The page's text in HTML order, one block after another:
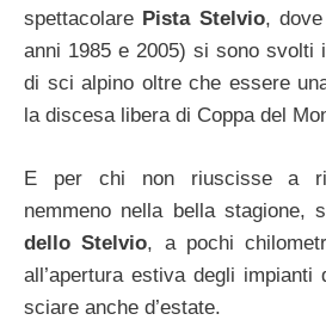
spettacolare Pista Stelvio,
anni 1985 e 2005) si sono svolti
di sci alpino oltre che essere
la discesa libera di Coppa del
E per chi non riuscisse a
nemmeno nella bella stagione,
dello Stelvio, a pochi
all’apertura estiva degli
sciare anche d’estate.